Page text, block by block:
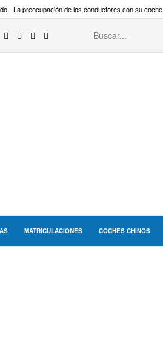
La preocupación de los conductores con su coche
MATRICULACIONES COCHES CHINOS